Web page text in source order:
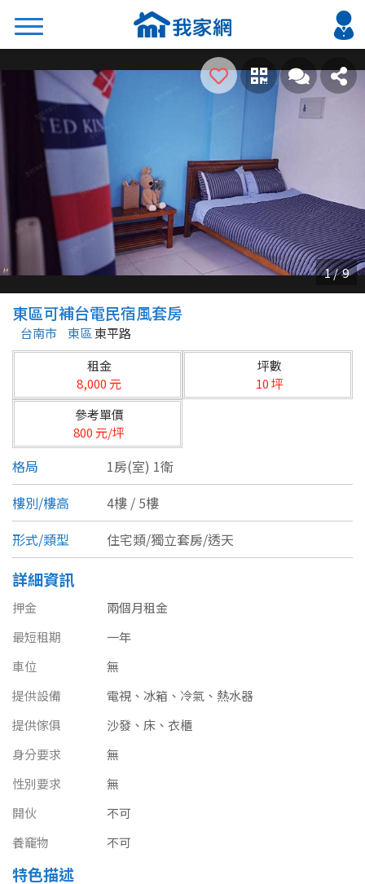
搜尋
熱門關鍵字
2026 台北降價好屋限量釋出
2026 新北降價好屋限量釋出
2026 台中降價好屋限量釋出
2026 台南降價好屋限量釋出
2026 高雄降價好屋限量釋出
縣市
不限
台北市
基隆市
新北市
宜蘭縣
桃園市
新竹市
台中市
彰化縣
南投縣
嘉義市
嘉義縣
區域
類型(可複選)
不拘 公寓 電梯大樓
別墅
坪數
不拘
20~30 坪
60~70 坪
東區可補台電民宿風套房
台南市 東區 東平路
租金
8,000 元
坪數
10 坪
參考單價
800 元/坪
格局
1房(室) 1衛
樓別/樓高
4樓 / 5樓
形式/類型
住宅類/獨立套房/透天
詳細資訊
押金
兩個月租金
最短租期
一年
車位
無
提供設備
電視、冰箱、冷氣、熱水器
提供傢俱
沙發、床、衣櫃
身分要求
無
性別要求
無
開伙
不可
養竉物
不可
特色描述